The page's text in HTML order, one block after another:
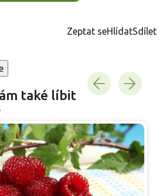
Zeptat seHlídatSdílet
také líbit